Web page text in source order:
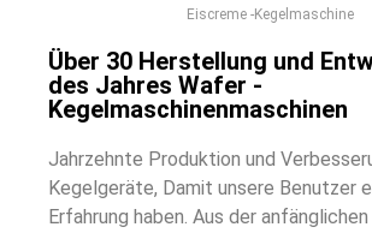
Eiscreme -Kegelmaschine
Über 30 Herstellung und
des Jahres Wafer -
Kegelmaschinenmaschinen
Jahrzehnte Produktion und
Kegelgeräte, Damit unsere Benutzer
Erfahrung haben. Aus der